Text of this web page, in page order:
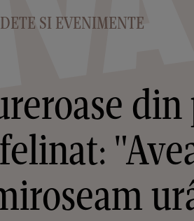
SI EVENIMENTE